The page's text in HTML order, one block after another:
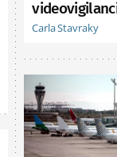
Carla Stavraky